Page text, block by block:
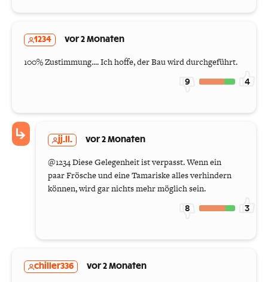
1234 vor 2 Monaten
100% Zustimmung.... Ich hoffe, der Bau wird durchgeführt.
9 4
jj.ll. vor 2 Monaten
@1234 Diese Gelegenheit ist verpasst. Wenn ein
paar Frösche und eine Tamariske alles verhindern
können, wird gar nichts mehr möglich sein.
8 3
chiller336 vor 2 Monaten